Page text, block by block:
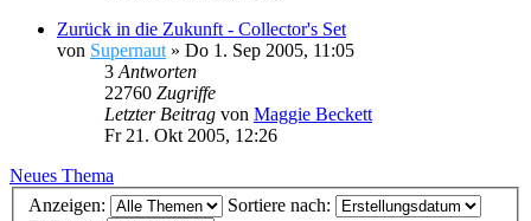
Zurück in die Zukunft - Collector's Set
von Supernaut » Do 1. Sep 2005, 11:05
3 Antworten
22760 Zugriffe
Letzter Beitrag von Maggie Beckett
Fr 21. Okt 2005, 12:26
Neues Thema
Anzeigen:
Sortiere nach: